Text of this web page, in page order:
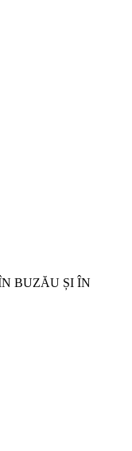
BUZĂU ȘI ÎN